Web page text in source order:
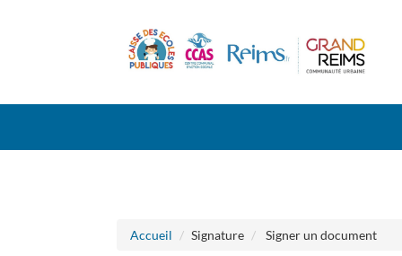
contenu
Accueil Signature Signer un document